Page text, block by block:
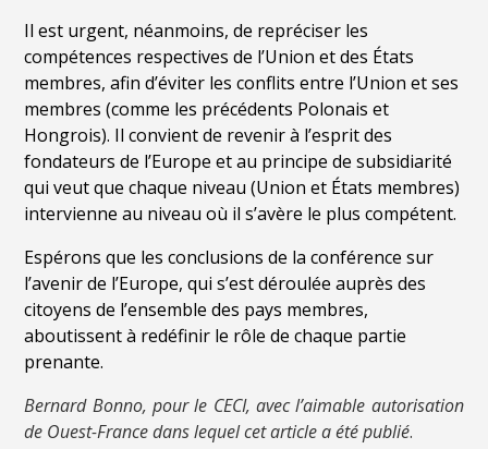
Il est urgent, néanmoins, de repréciser les
compétences respectives de l’Union et des États
membres, afin d’éviter les conflits entre l’Union et ses
membres (comme les précédents Polonais et
Hongrois). Il convient de revenir à l’esprit des
fondateurs de l’Europe et au principe de subsidiarité
qui veut que chaque niveau (Union et États membres)
intervienne au niveau où il s’avère le plus compétent.
Espérons que les conclusions de la conférence sur
l’avenir de l’Europe, qui s’est déroulée auprès des
citoyens de l’ensemble des pays membres,
aboutissent à redéfinir le rôle de chaque partie
prenante.
Bernard Bonno, pour le CECI, avec l’aimable autorisation
de Ouest-France dans lequel cet article a été publié.